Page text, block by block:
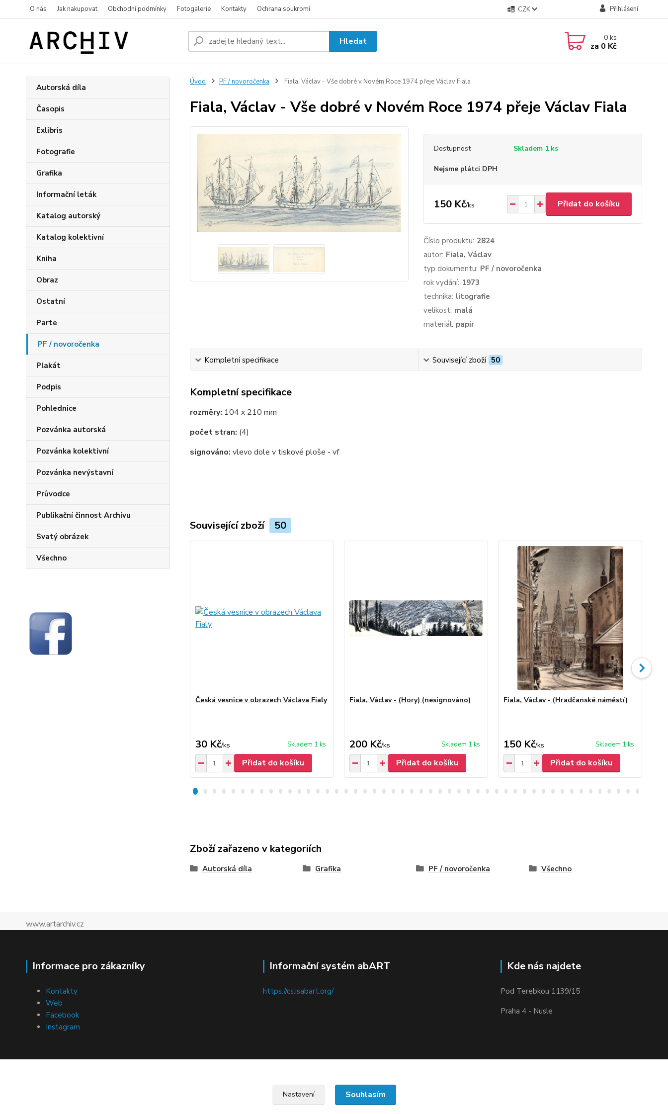
O nás Jak nakupovat Obchodní podmínky Fotogalerie Kontakty Ochrana soukromí CZK Přihlášení
Hledat 0ks
za 0 Kč
Autorská díla
Časopis
Exlibris
Fotografie
Grafika
Informační leták
Katalog autorský
Katalog kolektivní
Kniha
Obraz
Ostatní
Parte
PF / novoročenka
Plakát
Podpis
Pohlednice
Pozvánka autorská
Pozvánka kolektivní
Pozvánka nevýstavní
Průvodce
Publikační činnost Archivu
Svatý obrázek
Všechno
Úvod PF / novoročenka Fiala, Václav - Vše dobré v Novém Roce 1974 přeje Václav Fiala
Fiala, Václav - Vše dobré v Novém Roce 1974 přeje Václav Fiala
Dostupnost Skladem 1 ks
Nejsme plátci DPH
150 Kč/ks Přidat do košíku
Číslo produktu: 2824
autor: Fiala, Václav
typ dokumentu: PF / novoročenka
rok vydání: 1973
technika: litografie
velikost: malá
materiál: papír
Kompletní specifikace Související zboží 50
Kompletní specifikace
rozměry: 104 x 210 mm
počet stran: (4)
signováno: vlevo dole v tiskové ploše - vf
Související zboží 50
Česká vesnice v obrazech Václava Fialy
30 Kč/ks Skladem 1 ks
Přidat do košíku
Fiala, Václav - (Hory) (nesignováno)
200 Kč/ks Skladem 1 ks
Přidat do košíku
Fiala, Václav - (Hradčanské náměstí)
150 Kč/ks Skladem 1 ks
Přidat do košíku
Zboží zařazeno v kategoriích
Autorská díla Grafika PF / novoročenka Všechno
www.artarchiv.cz
Informace pro zákazníky
Kontakty
Web
Facebook
Instagram
Informační systém abART
https://cs.isabart.org/
Kde nás najdete
Pod Terebkou 1139/15
Praha 4 - Nusle
Upravit sběr cookies.
Nastavení Souhlasím